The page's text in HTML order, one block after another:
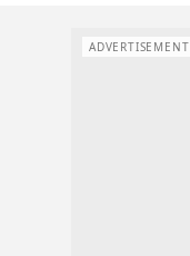
ADVERTISEMENT